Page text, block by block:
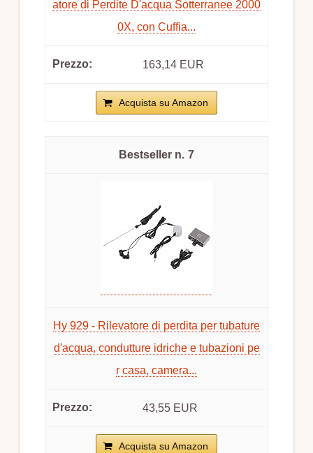
atore di Perdite D'acqua Sotterranee 2000
0X, con Cuffia...
163,14 EUR
Acquista su Amazon
7
Hy 929 - Rilevatore di perdita per tubature
d'acqua, condutture idriche e tubazioni pe
r casa, camera...
43,55 EUR
Acquista su Amazon